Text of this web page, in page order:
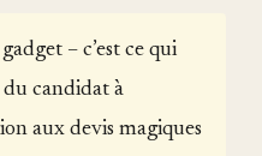
– c’est ce qui
du candidat à
aux devis magiques